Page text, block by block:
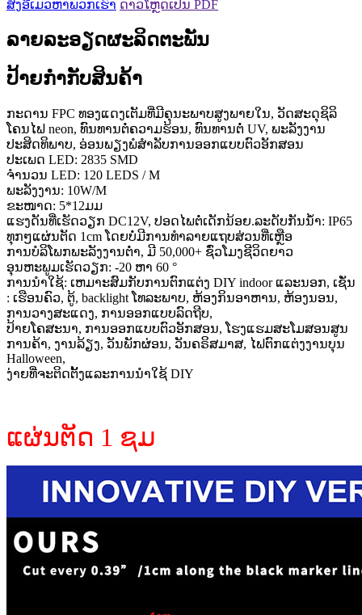
ສົ່ງອີເມວຫາພວກເຮົາ ດາວໂຫຼດເປັນ PDF
ລາຍລະອຽດຜະລິດຕະພັນ
ປ້າຍກຳກັບສິນຄ້າ
ກະດານ FPC ທອງແດງເຕັມທີ່ມີຄຸນະພາບສູງພາຍໃນ, ວັດສະດຸຊິລິ
ໂຄນໄຟ neon, ທົນທານຕໍ່ຄວາມຮ້ອນ, ທົນທານຕໍ່ UV, ພະລັງງານ
ປະສິດທິພາບ, ອ່ອນພຽງພໍສໍາລັບການອອກແບບຕົວອັກສອນ
ປະເພດ LED: 2835 SMD
ຈໍານວນ LED: 120 LEDS / M
ພະລັງງານ: 10W/M
ຂະໜາດ: 5*12ມມ
ແຮງດັນທີ່ເຮັດວຽກ DC12V, ປອດໄພຕໍ່ເດັກນ້ອຍ.ລະດັບກັນນ້ໍາ: IP65
ທຸກໆແຜ່ນຕັດ 1cm ໂດຍບໍ່ມີການທໍາລາຍແຖບສ່ວນທີ່ເຫຼືອ
ການບໍລິໂພກພະລັງງານຕ່ໍາ, ມີ 50,000+ ຊົ່ວໂມງຊີວິດຍາວ
ອຸນຫະພູມເຮັດວຽກ: -20 ຫາ 60 °
ການ​ນໍາ​ໃຊ້​: ເຫມາະ​ສົມ​ກັບ​ການ​ຕົກ​ແຕ່ງ DIY indoor ແລະ​ນອກ​, ເຊັ່ນ​
: ເຮືອນ​ຄົວ​, ຕູ້​, backlight ໂທລະ​ພາບ​, ຫ້ອງ​ກິນ​ອາ​ຫານ​, ຫ້ອງ​ນອນ​,
ການ​ວາງ​ສະ​ແດງ​, ການ​ອອກ​ແບບ​ລົດ​ຖີບ​,
ປ້າຍໂຄສະນາ, ການອອກແບບຕົວອັກສອນ, ໂຮງແຮມສະໂມສອນສູນ
ການຄ້າ, ງານລ້ຽງ, ວັນພັກຜ່ອນ, ວັນຄຣິສມາສ, ໄຟຕົກແຕ່ງງານບຸນ
Halloween,
ງ່າຍທີ່ຈະຕິດຕັ້ງແລະການນໍາໃຊ້ DIY
ແຜ່ນຕັດ 1 ຊມ